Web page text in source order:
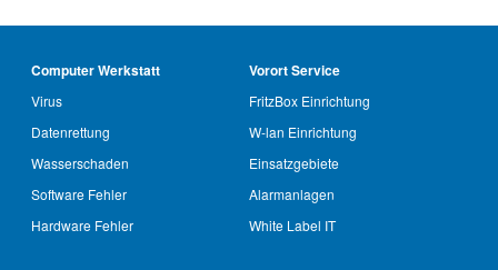
Computer Werkstatt
Virus
Datenrettung
Wasserschaden
Software Fehler
Hardware Fehler
Vorort Service
FritzBox Einrichtung
W-lan Einrichtung
Einsatzgebiete
Alarmanlagen
White Label IT